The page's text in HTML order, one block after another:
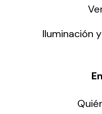
Iluminación